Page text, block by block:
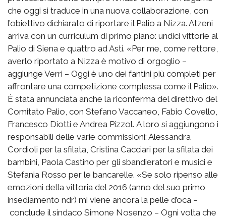
che oggi si traduce in una nuova collaborazione, con
l’obiettivo dichiarato di riportare il Palio a Nizza. Atzeni
arriva con un curriculum di primo piano: undici vittorie al
Palio di Siena e quattro ad Asti. «Per me, come rettore,
averlo riportato a Nizza è motivo di orgoglio –
aggiunge Verri – Oggi è uno dei fantini più completi per
affrontare una competizione complessa come il Palio».
È stata annunciata anche la riconferma del direttivo del
Comitato Palio, con Stefano Vaccaneo, Fabio Covello,
Francesco Diotti e Andrea Pizzol. A loro si aggiungono i
responsabili delle varie commissioni: Alessandra
Cordioli per la sfilata, Cristina Cacciari per la sfilata dei
bambini, Paola Castino per gli sbandieratori e musici e
Stefania Rosso per le bancarelle. «Se solo ripenso alle
emozioni della vittoria del 2016 (anno del suo primo
insediamento ndr) mi viene ancora la pelle d’oca –
conclude il sindaco Simone Nosenzo – Ogni volta che